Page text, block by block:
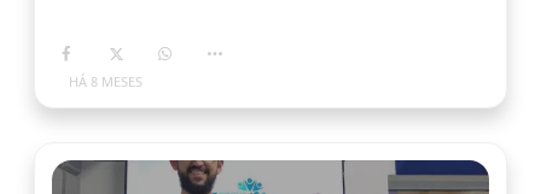
HÁ 8 MESES